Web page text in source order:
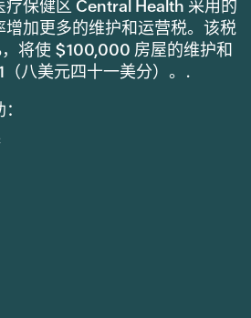
保健区 Central Health 采用的
加更多的维护和运营税。该税
将使 $100,000 房屋的维护和
八美元四十一美分）。.